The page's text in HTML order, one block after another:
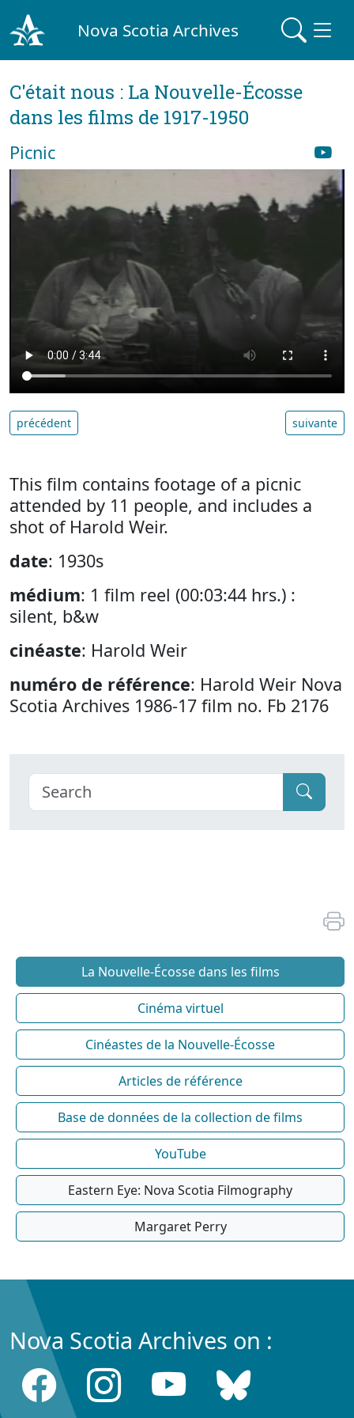
Nova Scotia Archives
C'était nous : La Nouvelle-Écosse
dans les films de 1917-1950
Picnic
précédent suivante
This film contains footage of a picnic
attended by 11 people, and includes a
shot of Harold Weir.
date: 1930s
médium: 1 film reel (00:03:44 hrs.) :
silent, b&w
cinéaste: Harold Weir
numéro de référence: Harold Weir Nova
Scotia Archives 1986-17 film no. Fb 2176
La Nouvelle-Écosse dans les films
Cinéma virtuel
Cinéastes de la Nouvelle-Écosse
Articles de référence
Base de données de la collection de films
YouTube
Eastern Eye: Nova Scotia Filmography
Margaret Perry
Nova Scotia Archives on :